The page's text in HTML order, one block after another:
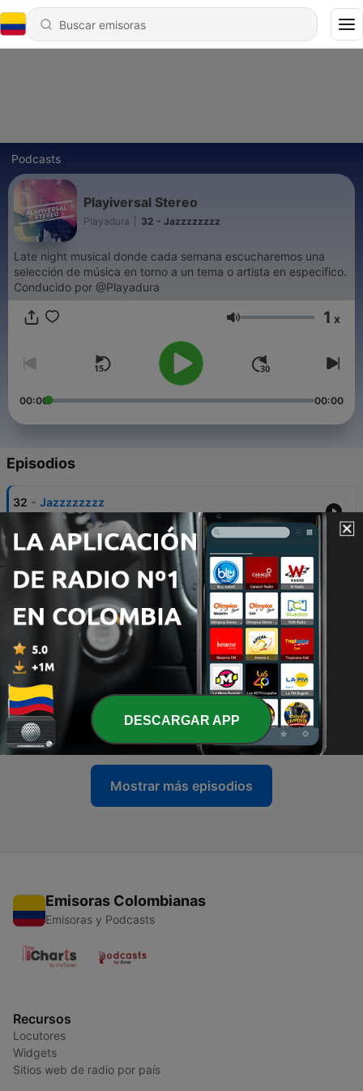
Podcasts
Playiversal Stereo
Playadura 32 - Jazzzzzzzz
Late night musical donde cada semana escucharemos una
selección de música en torno a un tema o artista en especifico.
Conducido por @Playadura
Volumen 1 x
00:00 00:00
Episodios
32 - Jazzzzzzzz
08 sep. 2015
31 - Gustavo Adrian Cerati Clark
08 sep. 2015
30 - Rucochentas
08 sep. 2015
29 - Pagafantas
08 sep. 2015
28 - Salsabroseando
01 sep. 2015
Mostrar más episodios
Emisoras Colombianas
Emisoras y Podcasts
Recursos
Locutores
Widgets
Sitios web de radio por país
DESCARGAR APP